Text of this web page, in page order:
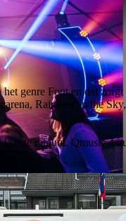
genre Fout en dat
Rainbow in the
minuut. Qmusic 4